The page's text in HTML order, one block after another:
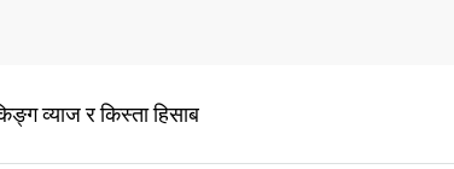
व्याज र किस्ता हिसाब